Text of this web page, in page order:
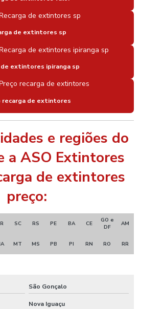
de extintores sp
de extintores ipiranga sp
recarga de extintores
e regiões do
a ASO Extintores
de extintores
preço:
SC RS PE BA CE
GO e
DF
AM
MT MS PB PI RN RO RR
São Gonçalo
Nova Iguaçu